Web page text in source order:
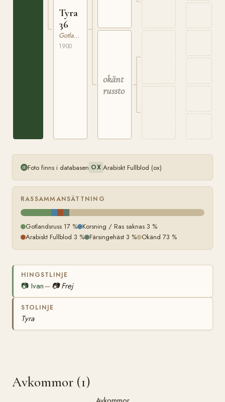
Tyra
36
Gotlandsruss
1900
okänt
russto
Foto finns i databasen OX Arabiskt Fullblod (ox)
RASSAMMANSÄTTNING
Gotlandsruss 17 % Korsning / Ras saknas 3 %
Arabiskt Fullblod 3 % Färsingehäst 3 % Okänd 73 %
HINGSTLINJE
📷 Ivan— 📷 Frej
STOLINJE
Tyra
Avkommor (1)